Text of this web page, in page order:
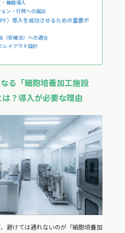
機器導入
ン・行政への届出
）導入を成功させるための重要ポ
（安確法）への適合
レイアウト設計
る「細胞培養加工施設
は？導入が必要な理由
避けては通れないのが「細胞培養加